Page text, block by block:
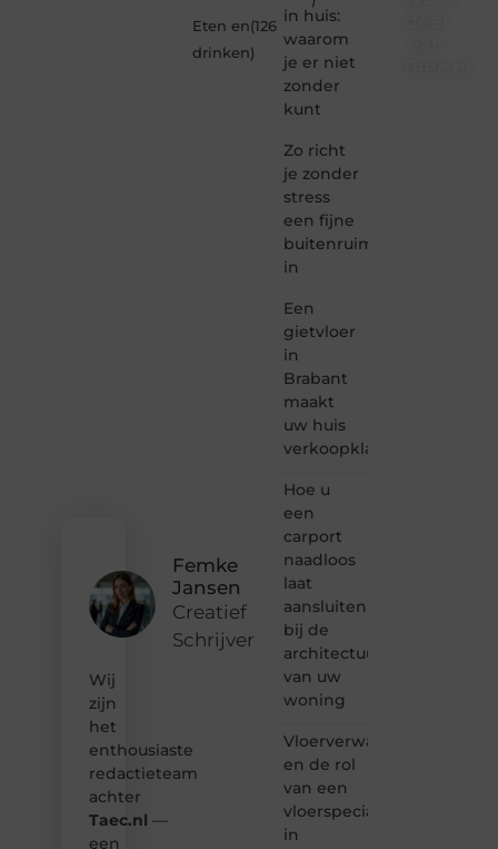
Femke
Jansen
Creatief
Schrijver
Wij
zijn
het
enthousiaste
redactieteam
achter
Taec.nl —
een
Eten en
drinken
(126
)
in huis:
waarom
je er niet
zonder
kunt
Zo richt
je zonder
stress
een fijne
buitenruimte
in
Een
gietvloer
in
Brabant
maakt
uw huis
verkoopklaar
Hoe u
een
carport
naadloos
laat
aansluiten
bij de
architectuur
van uw
woning
Vloerverwarming
en de rol
van een
vloerspecialist
in